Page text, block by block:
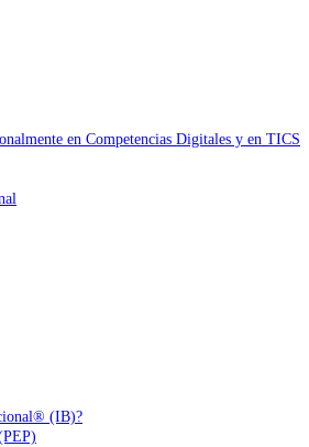
en Competencias Digitales y en TICS
(IB)?